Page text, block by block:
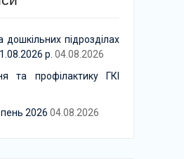
дошкільних підрозділах
р. 04.08.2026
та профілактику ГКІ
2026 04.08.2026